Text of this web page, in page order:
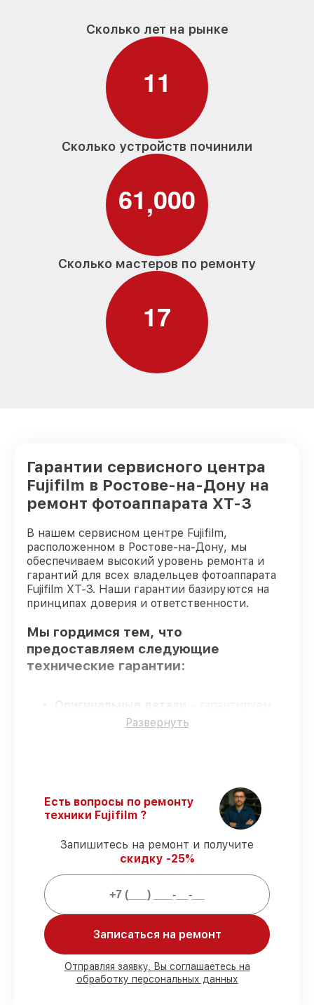
Сколько лет на рынке
11
Сколько устройств починили
61,000
Сколько мастеров по ремонту
17
Гарантии сервисного центра
Fujifilm в Ростове-на-Дону на
ремонт фотоаппарата XT-3
В нашем сервисном центре Fujifilm,
расположенном в Ростове-на-Дону, мы
обеспечиваем высокий уровень ремонта и
гарантий для всех владельцев фотоаппарата
Fujifilm XT-3. Наши гарантии базируются на
принципах доверия и ответственности.
Мы гордимся тем, что
предоставляем следующие
технические гарантии:
Оригинальные детали
использование фирменных запчастей для
гарантируем завершение работ без
задержек.
обслуживаем фотоаппаратов всегда со
строгим соблюдением гарантийных
обязательств.
Мы гарантируем:
80%работ с возможностью наблюдения
90%комплектующих для фотоаппаратов
имеются в наличии или доступны для
Развернуть
Есть вопросы по ремонту
техники Fujifilm ?
Запишитесь на ремонт и получите
скидку -25%
Записаться на ремонт
Отправляя заявку, Вы соглашаетесь на
обработку персональных данных